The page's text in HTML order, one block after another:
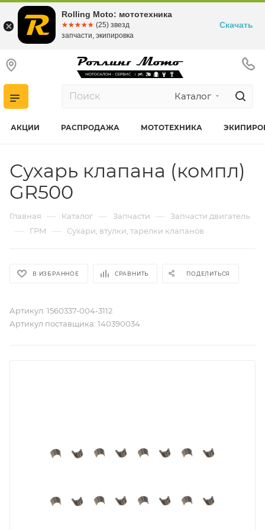
Каталог
АКЦИИ РАСПРОДАЖА МОТОТЕХНИКА
Сухарь клапана (компл)
GR500
Главная — Каталог — Запчасти — Запчасти двигатель
— ГРМ — Сухари, втулки, тарелки клапанов
В ИЗБРАННОЕ СРАВНИТЬ ПОДЕЛИТЬСЯ
Артикул: 1560337-004-3112
Артикул поставщика: 140390034
Rolling Moto: мототехника
☆☆☆☆☆
★★★★★ (25) звезд
запчасти, экипировка
Скачать